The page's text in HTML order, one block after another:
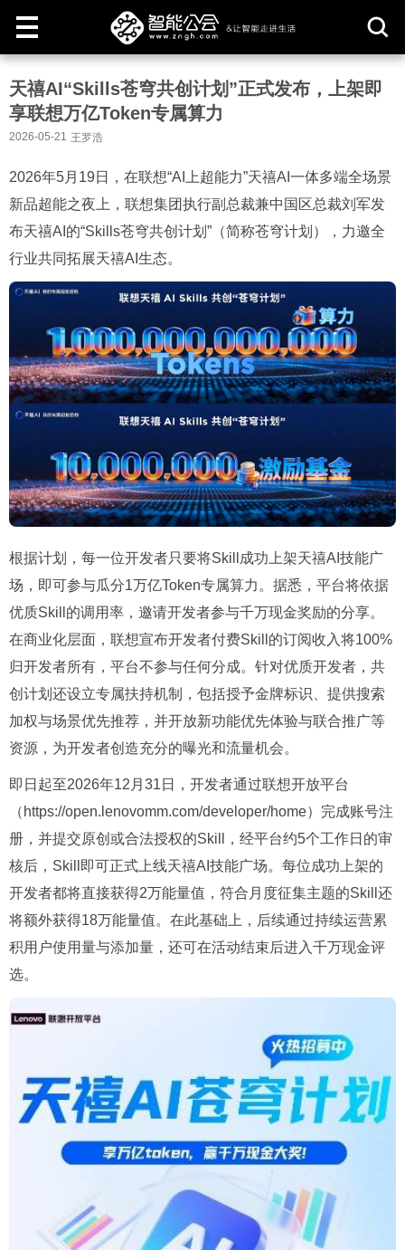
天禧AI“Skills苍穹共创计划”正式发布，上架即
享联想万亿Token专属算力
2026-05-21 王罗浩
2026年5月19日，在联想“AI上超能力”天禧AI一体多端全场景
新品超能之夜上，联想集团执行副总裁兼中国区总裁刘军发
布天禧AI的“Skills苍穹共创计划”（简称苍穹计划），力邀全
行业共同拓展天禧AI生态。
根据计划，每一位开发者只要将Skill成功上架天禧AI技能广
场，即可参与瓜分1万亿Token专属算力。据悉，平台将依据
优质Skill的调用率，邀请开发者参与千万现金奖励的分享。
在商业化层面，联想宣布开发者付费Skill的订阅收入将100%
归开发者所有，平台不参与任何分成。针对优质开发者，共
创计划还设立专属扶持机制，包括授予金牌标识、提供搜索
加权与场景优先推荐，并开放新功能优先体验与联合推广等
资源，为开发者创造充分的曝光和流量机会。
即日起至2026年12月31日，开发者通过联想开放平台
（https://open.lenovomm.com/developer/home）完成账号注
册，并提交原创或合法授权的Skill，经平台约5个工作日的审
核后，Skill即可正式上线天禧AI技能广场。每位成功上架的
开发者都将直接获得2万能量值，符合月度征集主题的Skill还
将额外获得18万能量值。在此基础上，后续通过持续运营累
积用户使用量与添加量，还可在活动结束后进入千万现金评
选。